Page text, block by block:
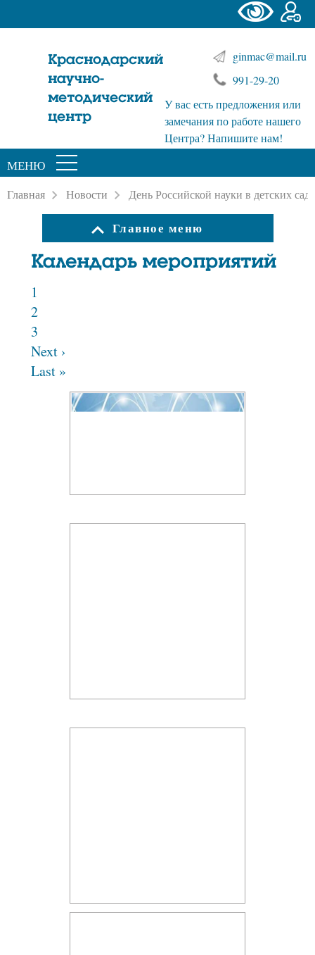
Краснодарский
научно-
методический
центр
ginmac@mail.ru
991-29-20
У вас есть предложения или
замечания по работе нашего
Центра? Напишите нам!
МЕНЮ
Главная Новости День Российской науки в детских
Главное меню
Календарь мероприятий
1
2
3
Next ›
Last »